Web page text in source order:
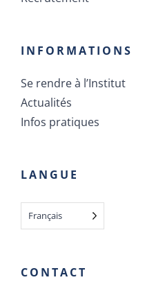
INFORMATIONS
Se rendre à l’Institut
Actualités
Infos pratiques
LANGUE
Français
CONTACT